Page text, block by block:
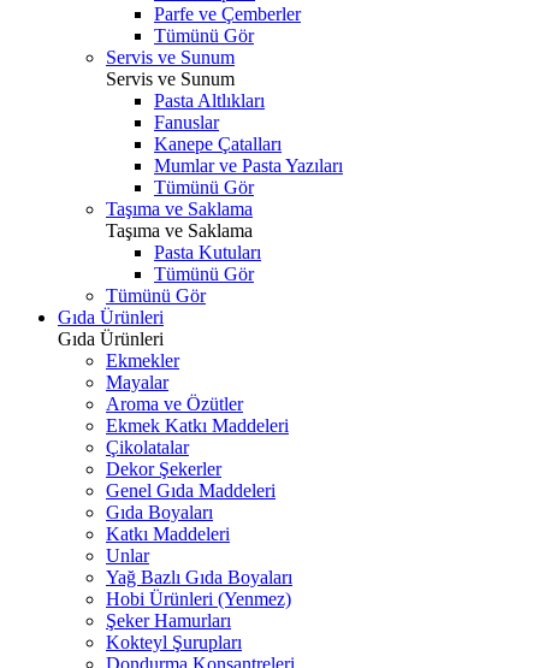
Parfe ve Çemberler
Tümünü Gör
Servis ve Sunum
Servis ve Sunum
Pasta Altlıkları
Fanuslar
Kanepe Çatalları
Mumlar ve Pasta Yazıları
Tümünü Gör
Taşıma ve Saklama
Taşıma ve Saklama
Pasta Kutuları
Tümünü Gör
Tümünü Gör
Gıda Ürünleri
Gıda Ürünleri
Ekmekler
Mayalar
Aroma ve Özütler
Ekmek Katkı Maddeleri
Çikolatalar
Dekor Şekerler
Genel Gıda Maddeleri
Gıda Boyaları
Katkı Maddeleri
Unlar
Yağ Bazlı Gıda Boyaları
Hobi Ürünleri (Yenmez)
Şeker Hamurları
Kokteyl Şurupları
Dondurma Konsantreleri